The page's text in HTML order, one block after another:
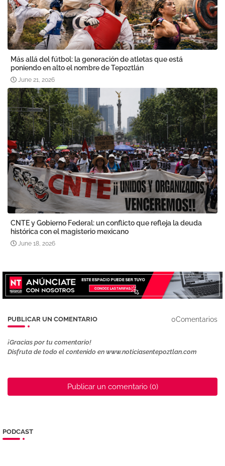
Más allá del fútbol: la generación de atletas que está
poniendo en alto el nombre de Tepoztlán
June 21, 2026
CNTE y Gobierno Federal: un conflicto que refleja la deuda
histórica con el magisterio mexicano
June 18, 2026
PUBLICAR UN COMENTARIO 0Comentarios
¡Gracias por tu comentario!
Disfruta de todo el contenido en www.noticiasentepoztlan.com
Publicar un comentario (0)
PODCAST